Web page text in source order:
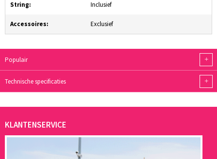
String: Inclusief
Accessoires: Exclusief
Populair +
Technische specificaties +
KLANTENSERVICE